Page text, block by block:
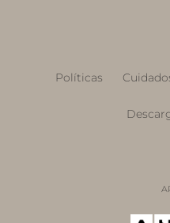
Políticas